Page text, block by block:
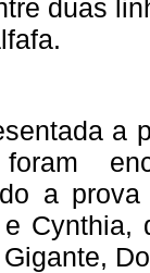
duas
a
a
Cynthia,